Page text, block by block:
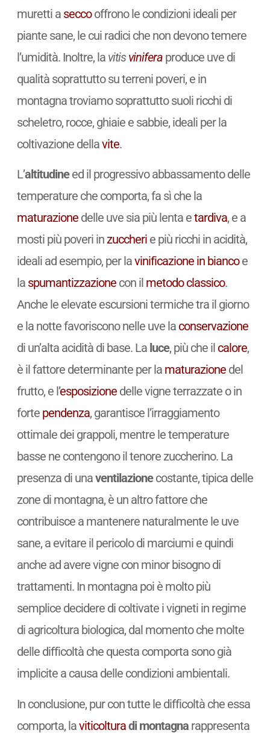
muretti a seccooffrono le condizioni ideali per
piante sane, le cui radici che non devono temere
l’umidità. Inoltre, la vitis viniferaproduce uve di
qualità soprattutto su terreni poveri, e in
montagna troviamo soprattutto suoli ricchi di
scheletro, rocce, ghiaie e sabbie, ideali per la
coltivazione dellavite.
L’altitudineed il progressivo abbassamento delle
temperature che comporta, fa sì che la
maturazionedelle uve sia più lenta etardiva, e a
mosti più poveri inzuccherie più ricchi in acidità,
ideali ad esempio, per lavinificazione in biancoe
la spumantizzazionecon il metodo classico.
Anche le elevate escursioni termiche tra il giorno
e la notte favoriscono nelle uve la conservazione
di un’alta acidità di base. La luce, più che il calore,
è il fattore determinante per la maturazionedel
frutto, e l’esposizionedelle vigne terrazzate o in
forte pendenza, garantisce l’irraggiamento
ottimale dei grappoli, mentre le temperature
basse ne contengono il tenore zuccherino. La
presenza di unaventilazionecostante, tipica delle
zone di montagna, è un altro fattore che
contribuisce a mantenere naturalmente le uve
sane, a evitare il pericolo di marciumi e quindi
anche ad avere vigne con minor bisogno di
trattamenti. In montagna poi è molto più
semplice decidere di coltivate i vigneti in regime
di agricoltura biologica, dal momento che molte
delle difficoltà che questa comporta sono già
implicite a causa delle condizioni ambientali.
In conclusione, pur con tutte le difficoltà che essa
comporta, laviticolturadi montagnarappresenta